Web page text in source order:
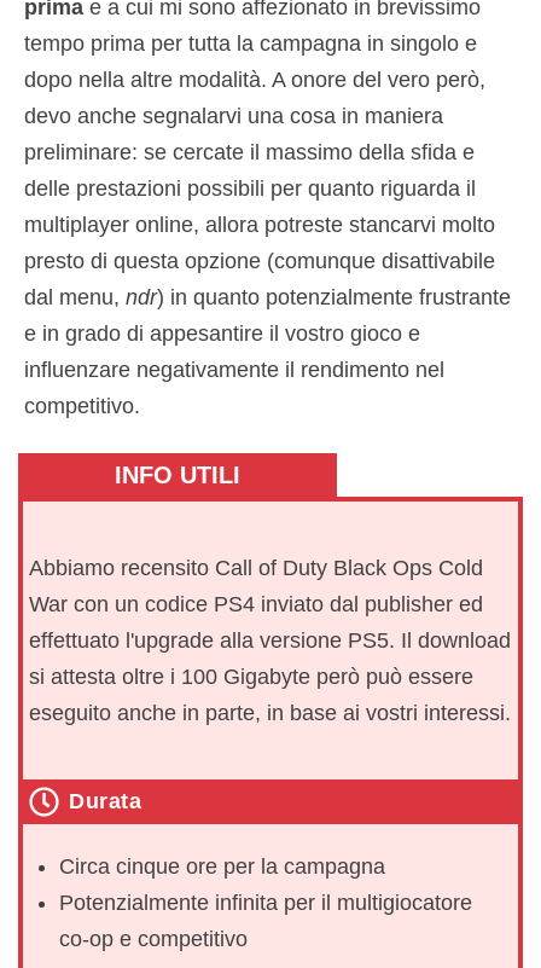
prima e a cui mi sono affezionato in brevissimo
tempo prima per tutta la campagna in singolo e
dopo nella altre modalità. A onore del vero però,
devo anche segnalarvi una cosa in maniera
preliminare: se cercate il massimo della sfida e
delle prestazioni possibili per quanto riguarda il
multiplayer online, allora potreste stancarvi molto
presto di questa opzione (comunque disattivabile
dal menu, ndr) in quanto potenzialmente frustrante
e in grado di appesantire il vostro gioco e
influenzare negativamente il rendimento nel
competitivo.
INFO UTILI
Abbiamo recensito Call of Duty Black Ops Cold
War con un codice PS4 inviato dal publisher ed
effettuato l'upgrade alla versione PS5. Il download
si attesta oltre i 100 Gigabyte però può essere
eseguito anche in parte, in base ai vostri interessi.
Durata
Circa cinque ore per la campagna
Potenzialmente infinita per il multigiocatore
co-op e competitivo